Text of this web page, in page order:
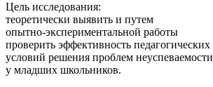
Цель исследования:
теоретически выявить и путем
опытно-экспериментальной работы
проверить эффективность педагогических
условий решения проблем неуспеваемости
у младших школьников.